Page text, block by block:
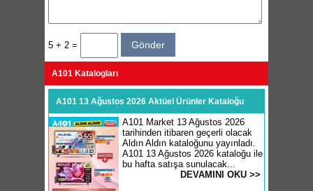
5 + 2 =
A101 Katalogları
A101 13 Ağustos 2026 Aktüel Ürünler Kataloğu
A101 Market 13 Ağustos 2026
tarihinden itibaren geçerli olacak
Aldın Aldın kataloğunu yayınladı.
A101 13 Ağustos 2026 kataloğu ile
bu hafta satışa sunulacak...
DEVAMINI OKU >>